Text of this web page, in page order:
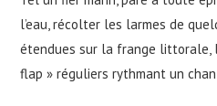
l’eau, récolter les larmes de
étendues sur la frange littorale,
flap » réguliers rythmant un